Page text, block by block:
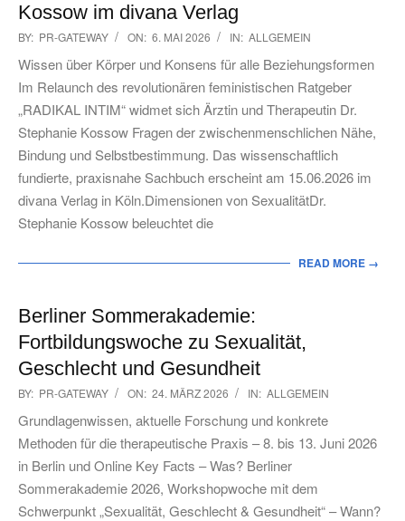
Kossow im divana Verlag
2026-
05-
06
BY: PR-GATEWAY ON: 6. MAI 2026 IN: ALLGEMEIN
Wissen über Körper und Konsens für alle Beziehungsformen
Im Relaunch des revolutionären feministischen Ratgeber
„RADIKAL INTIM“ widmet sich Ärztin und Therapeutin Dr.
Stephanie Kossow Fragen der zwischenmenschlichen Nähe,
Bindung und Selbstbestimmung. Das wissenschaftlich
fundierte, praxisnahe Sachbuch erscheint am 15.06.2026 im
divana Verlag in Köln.Dimensionen von SexualitätDr.
Stephanie Kossow beleuchtet die
READ MORE →
Berliner Sommerakademie:
Fortbildungswoche zu Sexualität,
Geschlecht und Gesundheit
2026-
03-
24
BY: PR-GATEWAY ON: 24. MÄRZ 2026 IN: ALLGEMEIN
Grundlagenwissen, aktuelle Forschung und konkrete
Methoden für die therapeutische Praxis – 8. bis 13. Juni 2026
in Berlin und Online Key Facts – Was? Berliner
Sommerakademie 2026, Workshopwoche mit dem
Schwerpunkt „Sexualität, Geschlecht & Gesundheit“ – Wann?